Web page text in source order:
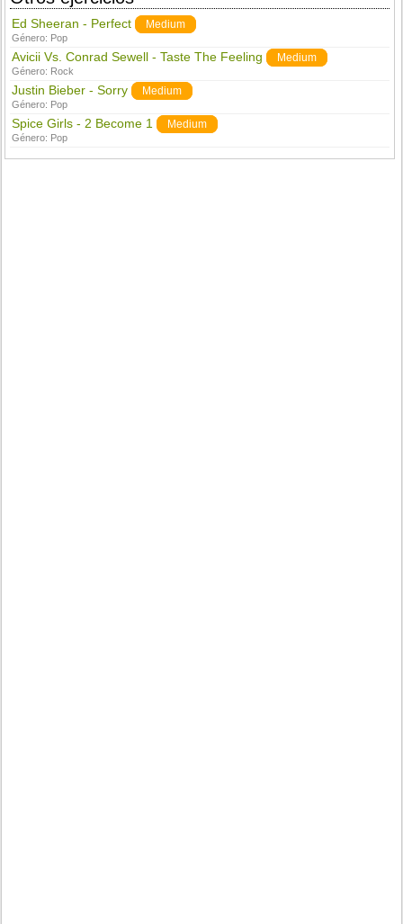
Ed Sheeran - Perfect Medium
Género: Pop
Avicii Vs. Conrad Sewell - Taste The Feeling Medium
Género: Rock
Justin Bieber - Sorry Medium
Género: Pop
Spice Girls - 2 Become 1 Medium
Género: Pop